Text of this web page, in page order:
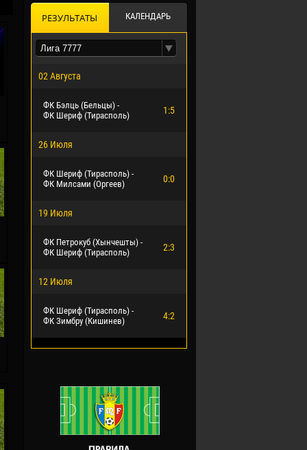
РЕЗУЛЬТАТЫ КАЛЕНДАРЬ
02 Августа
ФК Бэлць (Бельцы) -
ФК Шериф (Тирасполь)
1:5
26 Июля
ФК Шериф (Тирасполь) -
ФК Милсами (Оргеев)
0:0
19 Июля
ФК Петрокуб (Хынчешты) -
ФК Шериф (Тирасполь)
2:3
12 Июля
ФК Шериф (Тирасполь) -
ФК Зимбру (Кишинев)
4:2